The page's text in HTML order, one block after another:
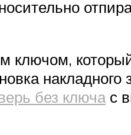
ключом,
без ключас